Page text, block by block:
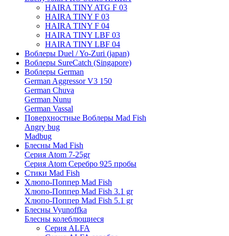
HAIRA TINY ATG F 03
HAIRA TINY F 03
HAIRA TINY F 04
HAIRA TINY LBF 03
HAIRA TINY LBF 04
Воблеры Duel / Yo-Zuri (japan)
Воблеры SureCatch (Singapore)
Воблеры German
German Aggressor V3 150
German Chuva
German Nunu
German Vassal
Поверхностные Воблеры Mad Fish
Angry bug
Madbug
Блесны Mad Fish
Серия Atom 7-25gr
Серия Atom Серебро 925 пробы
Стики Mad Fish
Хлюпо-Поппер Mad Fish
Хлюпо-Поппер Mad Fish 3.1 gr
Хлюпо-Поппер Mad Fish 5.1 gr
Блесны Vyunoffka
Блесны колеблющиеся
Серия ALFA